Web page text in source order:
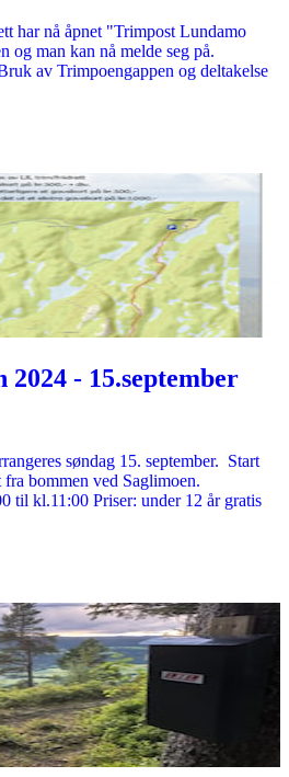
har nå åpnet "Trimpost Lundamo
og man kan nå melde seg på.
av Trimpoengappen og deltakelse
- 15.september
søndag 15. september. Start
bommen ved Saglimoen.
til kl.11:00 Priser: under 12 år gratis